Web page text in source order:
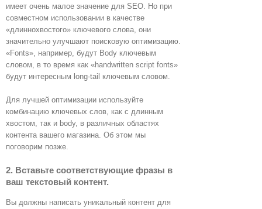
имеет очень малое значение для SEO. Но при
совместном использовании в качестве
«длиннохвостого» ключевого слова, они
значительно улучшают поисковую оптимизацию.
«Fonts», например, будут Body ключевым
словом, в то время как «handwritten script fonts»
будут интересным long-tail ключевым словом.
Для лучшей оптимизации используйте
комбинацию ключевых слов, как с длинным
хвостом, так и body, в различных областях
контента вашего магазина. Об этом мы
поговорим позже.
2. Вставьте соответствующие фразы в
ваш текстовый контент.
Вы должны написать уникальный контент для